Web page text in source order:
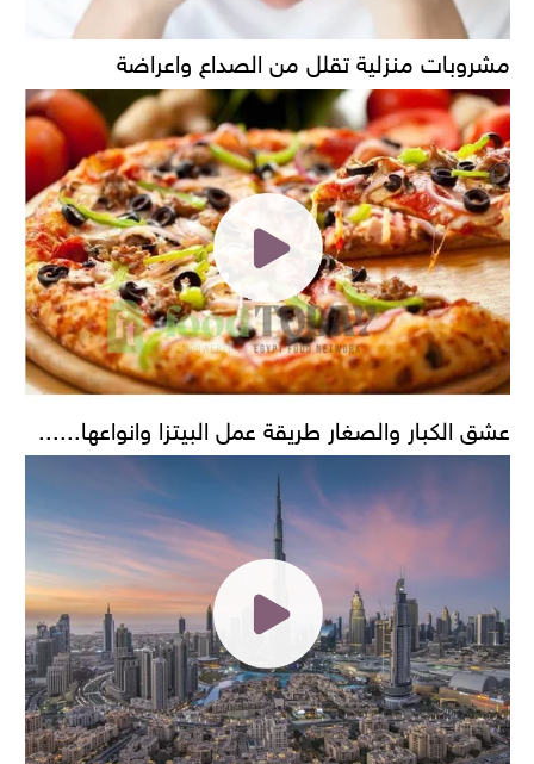
مشروبات منزلية تقلل من الصداع واعراضة
عشق الكبار والصغار طريقة عمل البيتزا وانواعها......